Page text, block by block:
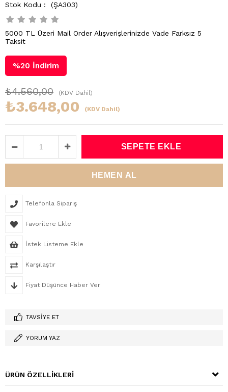
(ŞA303)
5000 TL Üzeri Mail Order Alışverişlerinizde Vade Farksız 5
Taksit
%20 İndirim
₺4.560,00 (KDV Dahil)
₺3.648,00 (KDV Dahil)
Telefonla Sipariş
Favorilere Ekle
İstek Listeme Ekle
Karşılaştır
Fiyat Düşünce Haber Ver
TAVSIYE ET
YORUM YAZ
ÜRÜN ÖZELLIKLERI